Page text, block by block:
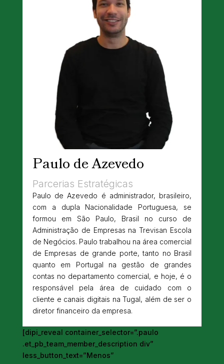
Paulo de Azevedo
Parcerias Estratégicas
Paulo de Azevedo é administrador, brasileiro,
com a dupla Nacionalidade Portuguesa, se
formou em São Paulo, Brasil no curso de
Administração de Empresas na Trevisan Escola
de Negócios. Paulo trabalhou na área comercial
de Empresas de grande porte, tanto no Brasil
quanto em Portugal na gestão de grandes
contas no departamento comercial, e hoje, é o
responsável pela área de cuidado com o
cliente e canais digitais na Tugal, além de ser o
diretor financeiro da empresa.
[dipi_reveal container_selector=”.paulo
.et_pb_team_member_description div”
less_button_text=”Menos”